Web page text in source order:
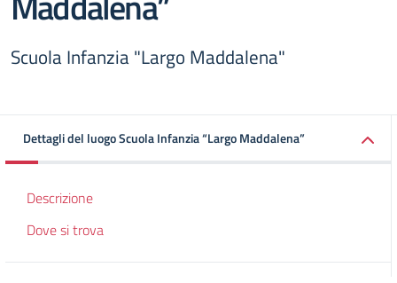
Scuola Infanzia "Largo Maddalena"
Dettagli del luogo Scuola Infanzia “Largo Maddalena”
Descrizione
Dove si trova